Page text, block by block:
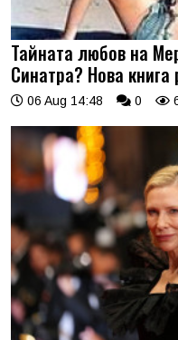
Тайната любов на
Синатра? Нова
06 Aug 14:48 0